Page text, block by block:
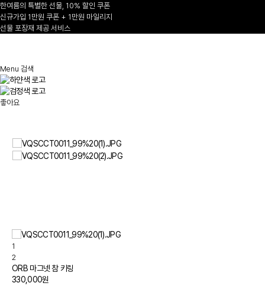
한여름의 특별한 선물, 10% 할인 쿠폰
신규가입 1만원 쿠폰 + 1만원 마일리지
선물 포장재 제공 서비스
Menu 검색
좋아요
1
2
ORB 마그넷 참 키링
330,000원